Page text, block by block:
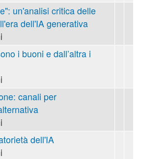
un'analisi critica delle
dell'IA generativa
i buoni e dall’altra i
canali per
dell'IA